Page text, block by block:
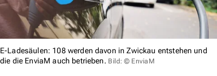
E-Ladesäulen: 108 werden davon in Zwickau entstehen und
die die EnviaM auch betrieben. Bild: © EnviaM